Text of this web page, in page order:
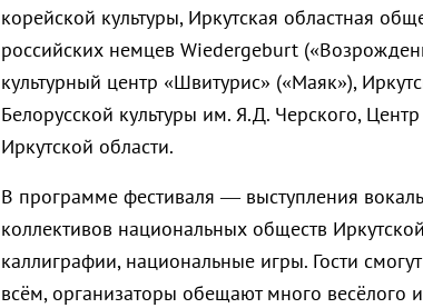
корейской культуры, Иркутская областная
российских немцев Wiedergeburt
культурный центр «Швитурис» («Маяк»),
Белорусской культуры им. Я.Д. Черского,
Иркутской области.
В программе фестиваля — выступления
коллективов национальных обществ
каллиграфии, национальные игры. Гости
всём, организаторы обещают много весёлого